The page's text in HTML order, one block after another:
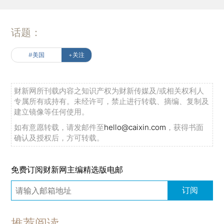
话题：
#美国 +关注
财新网所刊载内容之知识产权为财新传媒及/或相关权利人
专属所有或持有。未经许可，禁止进行转载、摘编、复制及
建立镜像等任何使用。
如有意愿转载，请发邮件至hello@caixin.com ，获得书面
确认及授权后，方可转载。
免费订阅财新网主编精选版电邮
订阅